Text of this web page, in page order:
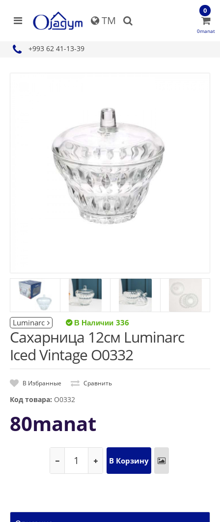
TM
+993 62 41-13-39
0
0manat
Luminarc 336
Сахарница 12см Luminarc
Iced Vintage O0332
В Избранные Сравнить
Код товара: O0332
80manat